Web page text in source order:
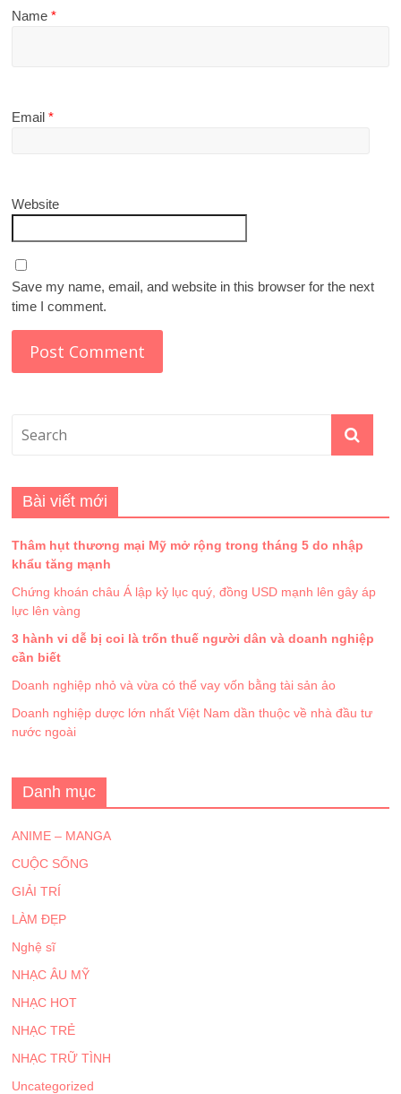
Name*
Email*
Website
Save my name, email, and website in this browser for the next
time I comment.
Bài viết mới
Thâm hụt thương mại Mỹ mở rộng trong tháng 5 do nhập
khẩu tăng mạnh
Chứng khoán châu Á lập kỷ lục quý, đồng USD mạnh lên gây áp
lực lên vàng
3 hành vi dễ bị coi là trốn thuế người dân và doanh nghiệp
cần biết
Doanh nghiệp nhỏ và vừa có thể vay vốn bằng tài sản ảo
Doanh nghiệp dược lớn nhất Việt Nam dần thuộc về nhà đầu tư
nước ngoài
Danh mục
ANIME – MANGA
CUỘC SỐNG
GIẢI TRÍ
LÀM ĐẸP
Nghệ sĩ
NHẠC ÂU MỸ
NHẠC HOT
NHẠC TRẺ
NHẠC TRỮ TÌNH
Uncategorized